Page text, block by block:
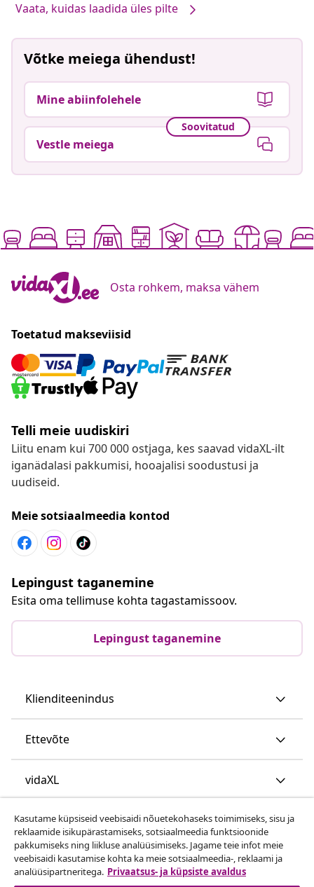
Vaata, kuidas laadida üles pilte
Võtke meiega ühendust!
Mine abiinfolehele
Soovitatud
Vestle meiega
Osta rohkem, maksa vähem
Toetatud makseviisid
Telli meie uudiskiri
Liitu enam kui 700 000 ostjaga, kes saavad vidaXL-ilt
iganädalasi pakkumisi, hooajalisi soodustusi ja
uudiseid.
Meie sotsiaalmeedia kontod
Lepingust taganemine
Esita oma tellimuse kohta tagastamissoov.
Lepingust taganemine
Klienditeenindus
Ettevõte
vidaXL
Vaata rohkem
Kasutame küpsiseid veebisaidi nõuetekohaseks toimimiseks, sisu ja
reklaamide isikupärastamiseks, sotsiaalmeedia funktsioonide
pakkumiseks ning liikluse analüüsimiseks. Jagame teie infot meie
veebisaidi kasutamise kohta ka meie sotsiaalmeedia-, reklaami ja
analüüsipartneritega. Privaatsus- ja küpsiste avaldus